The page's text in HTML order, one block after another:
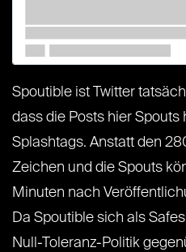
Spoutible ist Twitter
dass die Posts hier
Splashtags. Anstatt den
Zeichen und die Spouts
Minuten nach
Da Spoutible sich als
Null-Toleranz-Politik